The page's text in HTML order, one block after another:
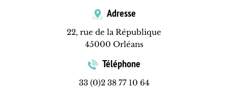
Adresse
22, rue de la République
45000 Orléans
Téléphone
33 (0)2 38 77 10 64